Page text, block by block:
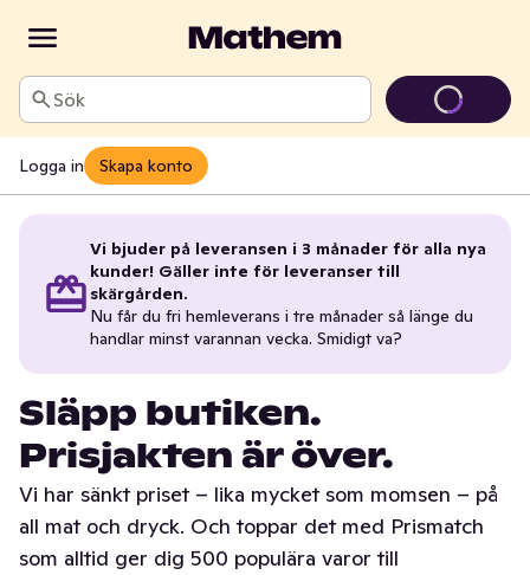
Sök
Logga in Skapa konto
Vi bjuder på leveransen i 3 månader för alla nya
kunder! Gäller inte för leveranser till
skärgården.
Nu får du fri hemleverans i tre månader så länge du
handlar minst varannan vecka. Smidigt va?
Släpp butiken.
Prisjakten är över.
Vi har sänkt priset – lika mycket som momsen – på
all mat och dryck. Och toppar det med Prismatch
som alltid ger dig 500 populära varor till